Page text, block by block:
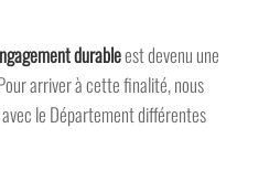
durableest devenu une
arriver à cette finalité, nous
le Département différentes